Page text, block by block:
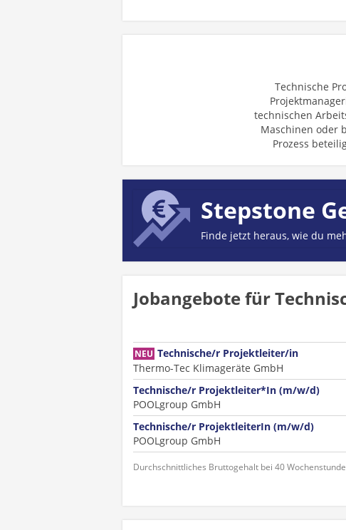
Technische
technischen
Maschinen oder
Prozess
Stepstone
Finde jetzt heraus, wie du
Jobangebote für
NEU Technische/r Projektleiter/in
Thermo-Tec Klimageräte GmbH
Technische/r Projektleiter*In (m/w/d)
POOLgroup GmbH
Technische/r ProjektleiterIn (m/w/d)
POOLgroup GmbH
Durchschnittliches Bruttogehalt bei 40